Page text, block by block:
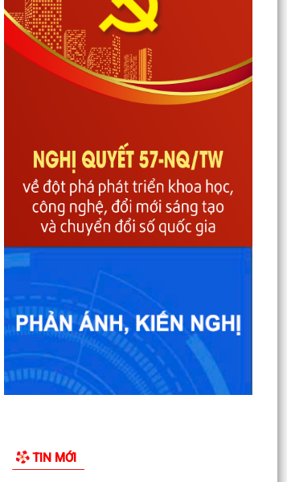
TIN MỚI